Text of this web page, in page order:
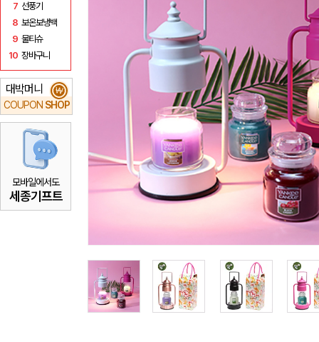
7 선풍기
8 보온보냉백
9 물티슈
10 장바구니
대박머니
COUPON SHOP
₩
모바일에서도
세종기프트